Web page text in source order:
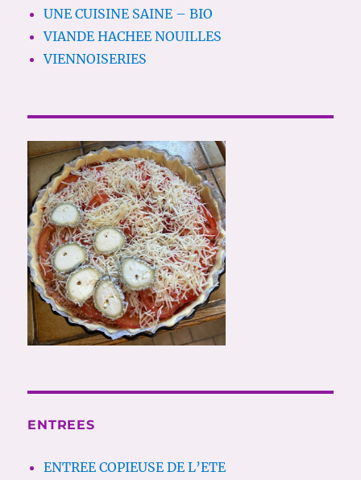
UNE CUISINE SAINE – BIO
VIANDE HACHEE NOUILLES
VIENNOISERIES
ENTREES
ENTREE COPIEUSE DE L’ETE